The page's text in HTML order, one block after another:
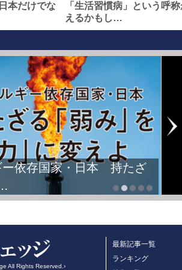
本だけでな
「生活習慣病」という呼
えるかもし…
ー依存国家・日本 持たざ
All Rights Reserved.›
最新記事一覧
ランキング